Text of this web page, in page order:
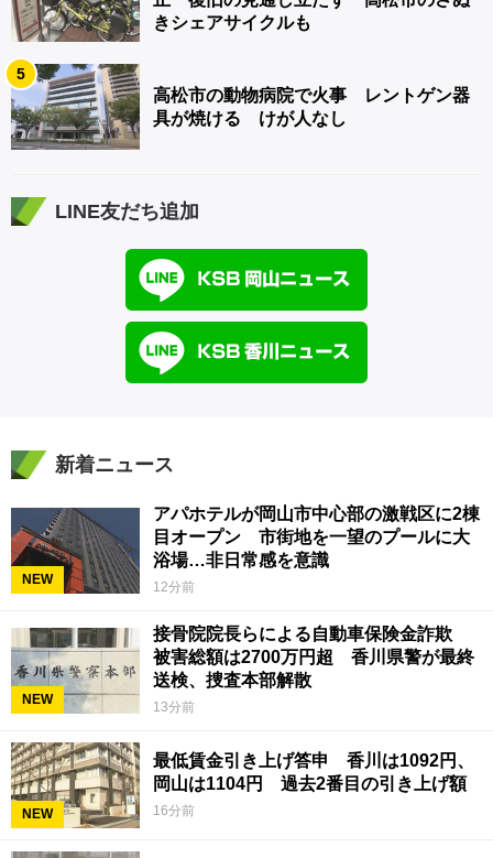
きシェアサイクルも
5
高松市の動物病院で火事 レントゲン器
具が焼ける けが人なし
LINE友だち追加
新着ニュース
NEW
アパホテルが岡山市中心部の激戦区に2棟
目オープン 市街地を一望のプールに大
浴場…非日常感を意識
12分前
NEW
接骨院院長らによる自動車保険金詐欺
被害総額は2700万円超 香川県警が最終
送検、捜査本部解散
13分前
NEW
最低賃金引き上げ答申 香川は1092円、
岡山は1104円 過去2番目の引き上げ額
16分前